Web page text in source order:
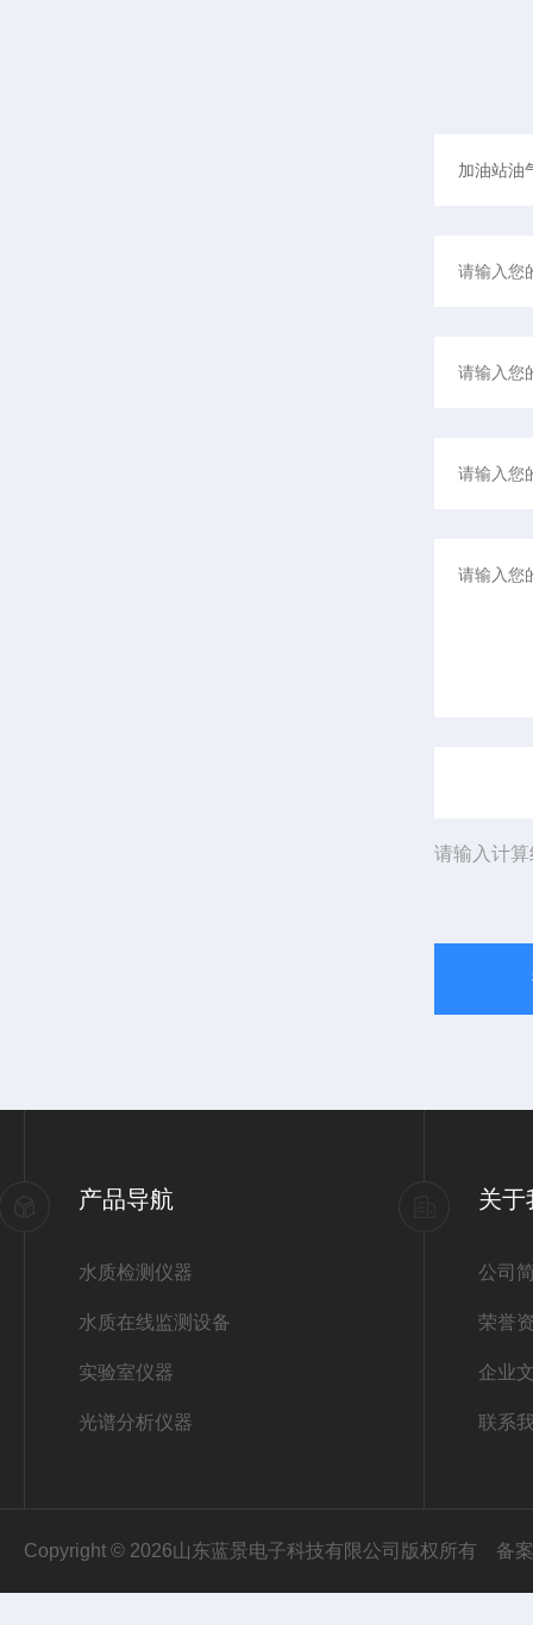
请输入计
产品导航
水质检测仪器
水质在线监测设备
实验室仪器
光谱分析仪器
关于
公司
荣誉
企业
联系
Copyright © 2026山东蓝景电子科技有限公司版权所有 备